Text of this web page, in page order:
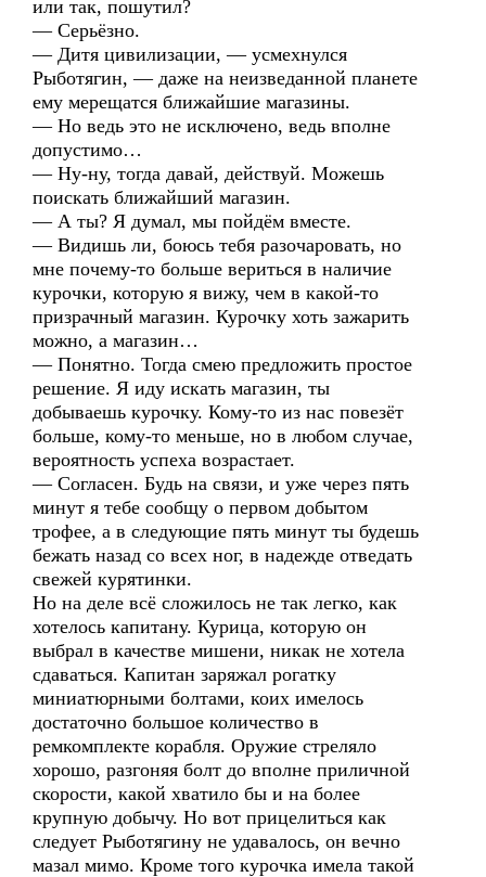
или так, пошутил?
— Серьёзно.
— Дитя цивилизации, — усмехнулся
Рыботягин, — даже на неизведанной планете
ему мерещатся ближайшие магазины.
— Но ведь это не исключено, ведь вполне
допустимо…
— Ну-ну, тогда давай, действуй. Можешь
поискать ближайший магазин.
— А ты? Я думал, мы пойдём вместе.
— Видишь ли, боюсь тебя разочаровать, но
мне почему-то больше вериться в наличие
курочки, которую я вижу, чем в какой-то
призрачный магазин. Курочку хоть зажарить
можно, а магазин…
— Понятно. Тогда смею предложить простое
решение. Я иду искать магазин, ты
добываешь курочку. Кому-то из нас повезёт
больше, кому-то меньше, но в любом случае,
вероятность успеха возрастает.
— Согласен. Будь на связи, и уже через пять
минут я тебе сообщу о первом добытом
трофее, а в следующие пять минут ты будешь
бежать назад со всех ног, в надежде отведать
свежей курятинки.
Но на деле всё сложилось не так легко, как
хотелось капитану. Курица, которую он
выбрал в качестве мишени, никак не хотела
сдаваться. Капитан заряжал рогатку
миниатюрными болтами, коих имелось
достаточно большое количество в
ремкомплекте корабля. Оружие стреляло
хорошо, разгоняя болт до вполне приличной
скорости, какой хватило бы и на более
крупную добычу. Но вот прицелиться как
следует Рыботягину не удавалось, он вечно
мазал мимо. Кроме того курочка имела такой